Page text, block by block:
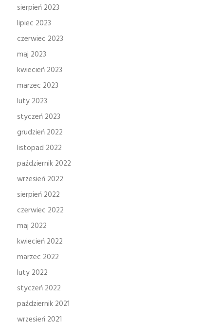
sierpień 2023
lipiec 2023
czerwiec 2023
maj 2023
kwiecień 2023
marzec 2023
luty 2023
styczeń 2023
grudzień 2022
listopad 2022
październik 2022
wrzesień 2022
sierpień 2022
czerwiec 2022
maj 2022
kwiecień 2022
marzec 2022
luty 2022
styczeń 2022
październik 2021
wrzesień 2021